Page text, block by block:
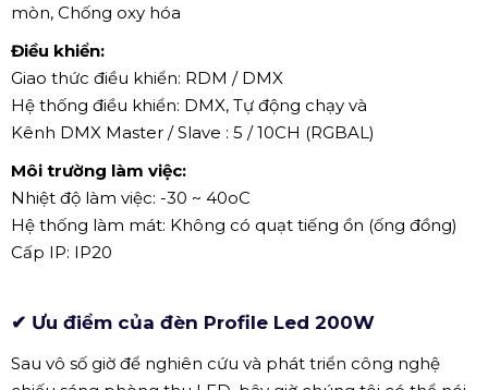
mòn, Chống oxy hóa
Điều khiển:
Giao thức điều khiển: RDM / DMX
Hệ thống điều khiển: DMX, Tự động chạy và
Kênh DMX Master / Slave : 5 / 10CH (RGBAL)
Môi trường làm việc:
Nhiệt độ làm việc: -30 ~ 40oC
Hệ thống làm mát: Không có quạt tiếng ồn (ống đồng)
Cấp IP: IP20
✔ Ưu điểm của đèn Profile Led 200W
Sau vô số giờ để nghiên cứu và phát triển công nghệ